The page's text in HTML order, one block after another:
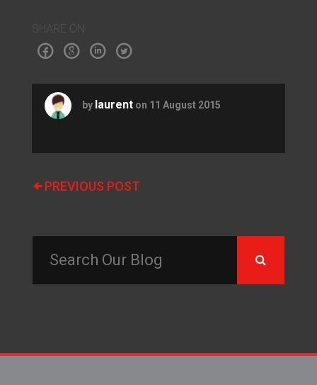
SHARE ON
by laurenton 11 August 2015
PREVIOUS POST